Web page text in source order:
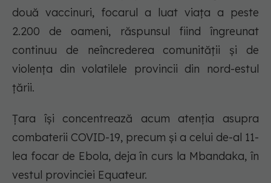
două vaccinuri, focarul a luat viața a peste
2.200 de oameni, răspunsul fiind îngreunat
continuu de neîncrederea comunității și de
violența din volatilele provincii din nord-estul
țării.
Țara își concentrează acum atenția asupra
combaterii COVID-19, precum și a celui de-al 11-
lea focar de Ebola, deja în curs la Mbandaka, în
vestul provinciei Equateur.